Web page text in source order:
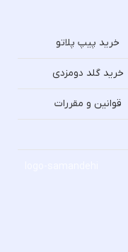
خرید پیپ پلاتو
خرید گلد دومزدی
قوانین و مقررات